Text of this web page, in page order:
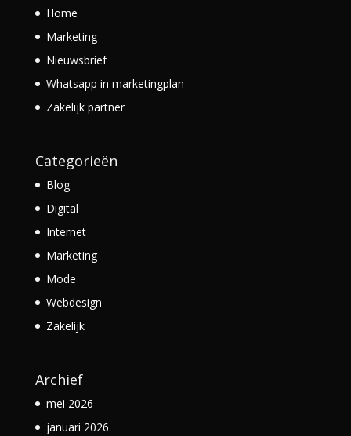
Home
Marketing
Nieuwsbrief
Whatsapp in marketingplan
Zakelijk partner
Categorieën
Blog
Digital
Internet
Marketing
Mode
Webdesign
Zakelijk
Archief
mei 2026
januari 2026